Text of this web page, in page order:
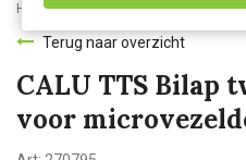
Home Webshop
Terug naar overzicht
CALU TTS Bilap
voor